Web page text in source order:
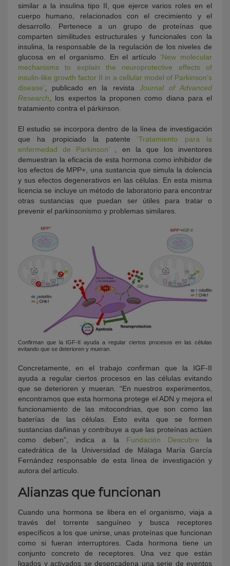
similar a la insulina tipo II, que ejerce varios roles en el
cuerpo humano, relacionados con el crecimiento y el
desarrollo. Pertenece a un grupo de proteínas que
comparten similitudes estructurales y funcionales con la
insulina, la responsable de la regulación de los niveles de
glucosa en el organismo. En el artículo ‘New molecular
mechanisms to explain the neuroprotective effects of
insulin-like growth factor II in a cellular model of Parkinson’s
disease’
publicado en la revista Journal of Advanced
Research , los expertos la proponen como diana para el
tratamiento contra el párkinson.
El estudio se incorpora dentro de la línea de investigación
que ha propiciado la patente ‘Tratamiento para la
enfermedad de Parkinson’, en la que los inventores
demuestran la eficacia de esta hormona como inhibidor de
los efectos de MPP+, una sustancia que simula la dolencia
y sus efectos degenerativos en las células. En esta misma
licencia se incluye un método de laboratorio para encontrar
otras sustancias que puedan ser útiles para tratar o
prevenir el parkinsonismo y problemas similares.
Confirman que la IGF-II ayuda a regular ciertos procesos en las células
evitando que se deterioren y mueran.
Concretamente, en el trabajo confirman que la IGF-II
ayuda a regular ciertos procesos en las células evitando
que se deterioren y mueran. “En nuestros experimentos,
encontramos que esta hormona protege el ADN y mejora el
funcionamiento de las mitocondrias, que son como las
baterías de las células. Esto evita que se formen
sustancias dañinas y contribuye a que las proteínas actúen
como deben”, indica a la Fundación Descubre la
catedrática de la Universidad de Málaga María García
Fernández responsable de esta línea de investigación y
autora del artículo.
Alianzas que funcionan
Cuando una hormona se libera en el organismo, viaja a
través del torrente sanguíneo y busca receptores
específicos a los que unirse, unas proteínas que funcionan
como si fueran interruptores. Cada hormona tiene un
conjunto concreto de receptores. Una vez que están
ligados y activados se desencadena una serie de eventos